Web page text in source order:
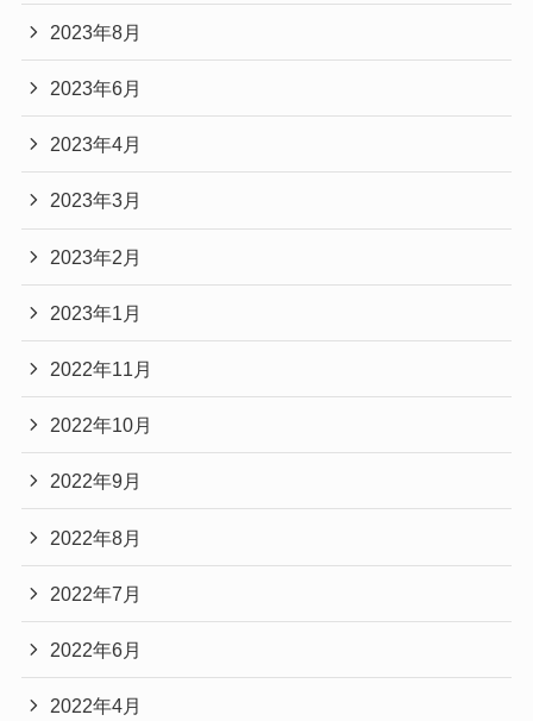
2023年8月
2023年6月
2023年4月
2023年3月
2023年2月
2023年1月
2022年11月
2022年10月
2022年9月
2022年8月
2022年7月
2022年6月
2022年4月